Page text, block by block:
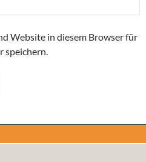
Website in diesem Browser für
speichern.